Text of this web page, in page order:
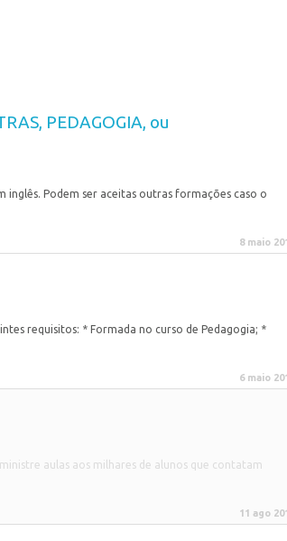
PEDAGOGIA, ou
inglês. Podem ser aceitas outras formações caso o
8 maio
requisitos: * Formada no curso de Pedagogia; *
6 maio
aulas aos milhares de alunos que contatam
11 ago